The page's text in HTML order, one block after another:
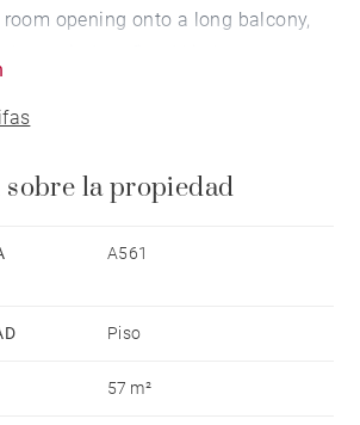
opening onto a long balcony,
shower room and toilet.
la propiedad
A561
Piso
57 m²